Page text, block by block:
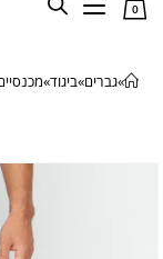
0
»גברים»ביגוד»